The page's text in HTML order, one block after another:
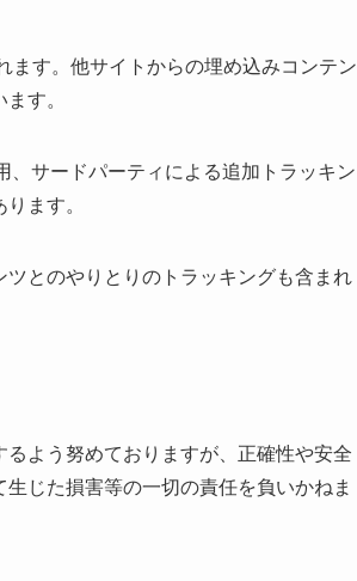
ます。他サイトからの埋め込みコンテン
す。
、サードパーティによる追加トラッキン
ます。
とのやりとりのトラッキングも含まれ
よう努めておりますが、正確性や安全
じた損害等の一切の責任を負いかねま